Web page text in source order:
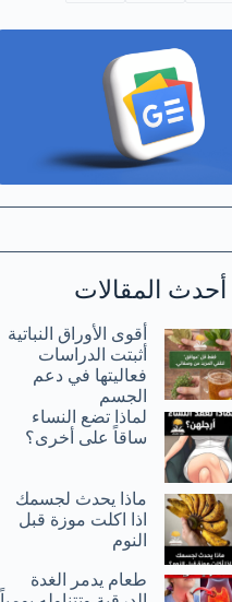
أحدث المقالات
أقوى الأوراق النباتية
أثبتت الدراسات
فعاليتها في دعم
الجسم
لماذا تضع النساء
ساقاً على أخرى؟
ماذا يحدث لجسمك
اذا اكلت موزة قبل
النوم
طعام يدمر الغدة